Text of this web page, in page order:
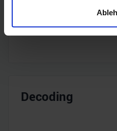
Ihr Gerät durch aktives
Erfahren Sie mehr darüber,
personalisieren, Funktionen
H.264
Decoding